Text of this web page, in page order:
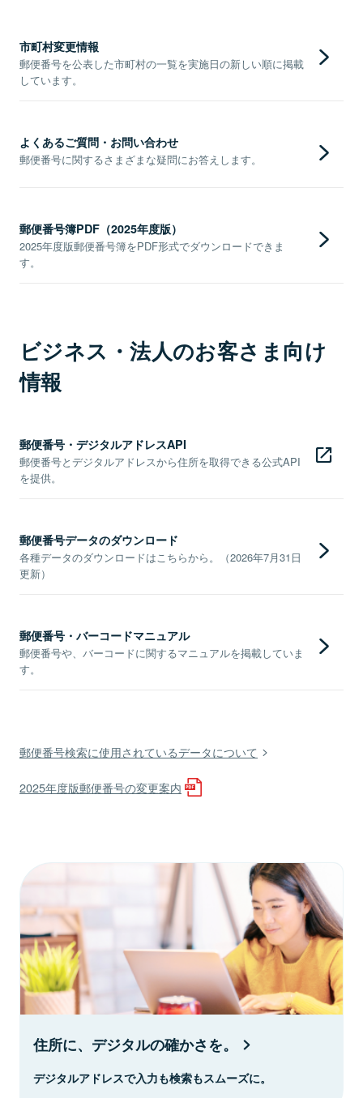
市町村変更情報
郵便番号を公表した市町村の一覧を実施日の新しい順に掲載
しています。
よくあるご質問・お問い合わせ
郵便番号に関するさまざまな疑問にお答えします。
郵便番号簿PDF（2025年度版）
2025年度版郵便番号簿をPDF形式でダウンロードできま
す。
ビジネス・法人のお客さま向け
情報
郵便番号・デジタルアドレスAPI
郵便番号とデジタルアドレスから住所を取得できる公式API
を提供。
郵便番号データのダウンロード
各種データのダウンロードはこちらから。（2026年7月31日
更新）
郵便番号・バーコードマニュアル
郵便番号や、バーコードに関するマニュアルを掲載していま
す。
郵便番号検索に使用されているデータについて
2025年度版郵便番号の変更案内
住所に、デジタルの確かさを。
デジタルアドレスで入力も検索もスムーズに。